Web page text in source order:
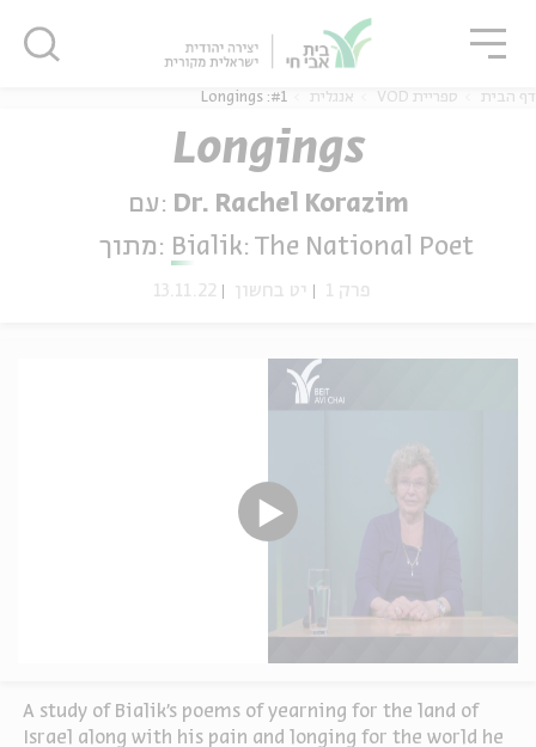
אנגלית
דף הבית ספריית VOD אנגלית #1: Longings
Longings
עם: Dr. Rachel Korazim
מתוך: Bialik: The National Poet
13.11.22 יט בחשון פרק 1
A study of Bialik’s poems of yearning for the land of
Israel along with his pain and longing for the world he
סגור